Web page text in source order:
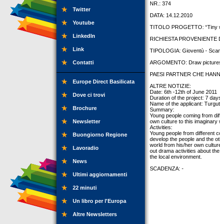
Twitter
Youtube
LinkedIn
Link
Contatti
Europe Direct Basilicata
Dove ci trovi
Brochure
Newsletter
Buongiorno Regione
Lavoradio
News
Ultimi aggiornamenti
22 minuti
Un libro per l'Europa
Altre Newsletters
NR.: 374
DATA: 14.12.2010
TITOLO PROGETTO: “Tiny
RICHIESTA
TIPOLOGIA: Gioventù -
ARGOMENTO: Draw
PAESI PARTNER CHE
ALTRE NOTIZIE:
Date: 6th -12th of June 2011
Duration of the project: 7
Name of the applicant:
Summary:
Young people coming from
own culture to this imaginary
Activities:
Young people from different
develop the people and the
world from his/her own
out drama activities about
the local environment.
SCADENZA: -